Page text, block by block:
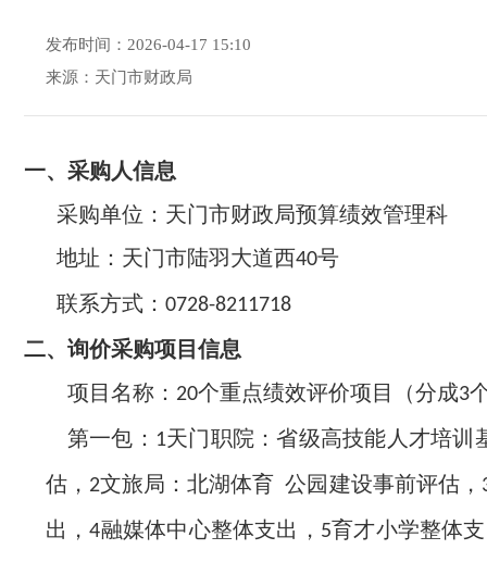
发布时间：2026-04-17 15:10
来源：天门市财政局
一、采购人信息
采购单位：天门市财政局预算绩效管理科
地址：天门市陆羽大道西40号
联系方式： 0728-8211718
二、 询价采购项目信息
项目名称： 20个重点绩效评价项目（分成3
第一包： 1天门职院：省级高技能人才培训
估， 2文旅局：北湖体育 公园建设事前评估，
出，4融媒体中心整体支出， 5育才小学整体